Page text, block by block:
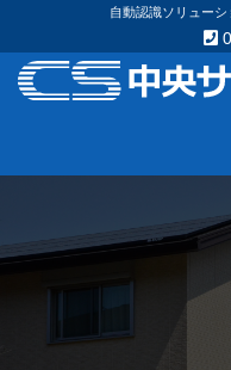
content
自動認識ソリュー